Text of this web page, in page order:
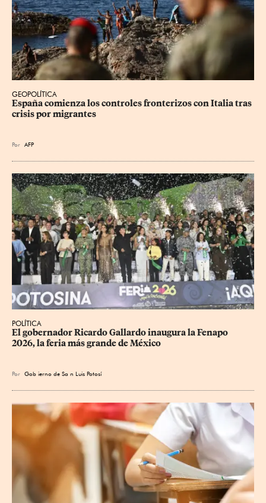
GEOPOLÍTICA
España comienza los controles fronterizos con Italia tras
crisis por migrantes
Por AFP
POLÍTICA
​El gobernador Ricardo Gallardo inaugura la Fenapo
2026, la feria más grande de México
Por Gob ierno de Sa n Luis Potosí